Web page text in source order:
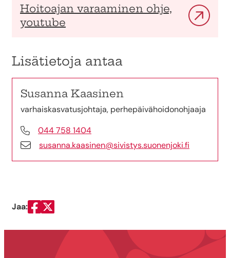
Hoitoajan varaaminen ohje,
youtube
Lisätietoja antaa
Susanna Kaasinen
varhaiskasvatusjohtaja, perhepäivähoidonohjaaja
044 758 1404
susanna.kaasinen@sivistys.suonenjoki.fi
Jaa:
Jaa Facebookissa
Jaa Twitterissä